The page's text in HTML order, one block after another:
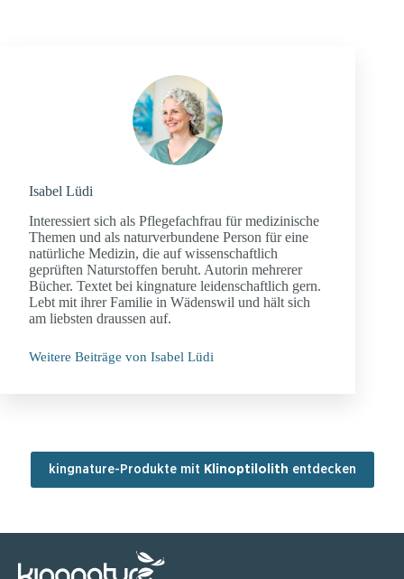
Isabel Lüdi
Interessiert sich als Pflegefachfrau für medizinische
Themen und als naturverbundene Person für eine
natürliche Medizin, die auf wissenschaftlich
geprüften Naturstoffen beruht. Autorin mehrerer
Bücher. Textet bei kingnature leidenschaftlich gern.
Lebt mit ihrer Familie in Wädenswil und hält sich
am liebsten draussen auf.
Weitere Beiträge von Isabel Lüdi
kingnature-Produkte mit Klinoptilolith entdecken